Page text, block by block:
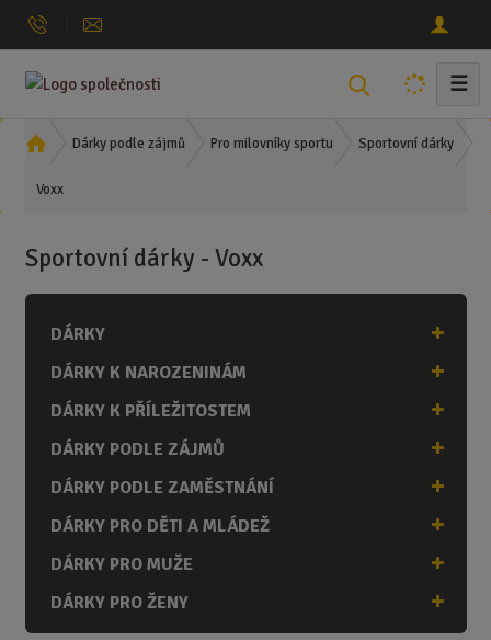
h
☰
Ú
o
í
n
a
Dárky podle zájmů Pro milovníky sportu Sportovní dárky
Voxx
Sportovní dárky - Voxx
DÁRKY
DÁRKY K NAROZENINÁM
DÁRKY K PŘÍLEŽITOSTEM
DÁRKY PODLE ZÁJMŮ
DÁRKY PODLE ZAMĚSTNÁNÍ
DÁRKY PRO DĚTI A MLÁDEŽ
DÁRKY PRO MUŽE
DÁRKY PRO ŽENY